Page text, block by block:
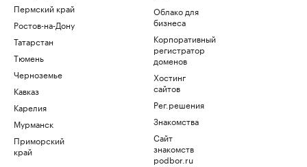
Пермский край
Ростов-на-Дону
Татарстан
Тюмень
Черноземье
Кавказ
Карелия
Мурманск
Приморский
край
Облако для
бизнеса
Корпоративный
регистратор
доменов
Хостинг
сайтов
Рег.решения
Знакомства
Сайт
знакомств
podbor.ru